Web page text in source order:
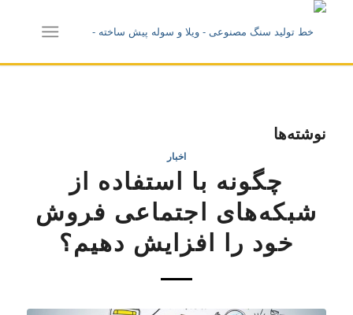
نوشته‌ها
اخبار
چگونه با استفاده از
شبکه‌های اجتماعی فروش
خود را افزایش دهیم؟